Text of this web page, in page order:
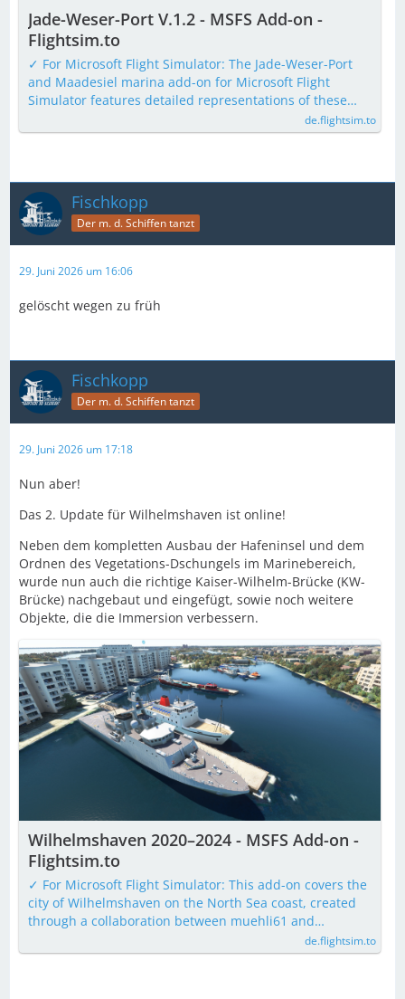
Jade-Weser-Port V.1.2 - MSFS Add-on -
Flightsim.to
✓ For Microsoft Flight Simulator: The Jade-Weser-Port
and Maadesiel marina add-on for Microsoft Flight
Simulator features detailed representations of these…
de.flightsim.to
Fischkopp
Der m. d. Schiffen tanzt
29. Juni 2026 um 16:06
gelöscht wegen zu früh
Fischkopp
Der m. d. Schiffen tanzt
29. Juni 2026 um 17:18
Nun aber!
Das 2. Update für Wilhelmshaven ist online!
Neben dem kompletten Ausbau der Hafeninsel und dem
Ordnen des Vegetations-Dschungels im Marinebereich,
wurde nun auch die richtige Kaiser-Wilhelm-Brücke (KW-
Brücke) nachgebaut und eingefügt, sowie noch weitere
Objekte, die die Immersion verbessern.
Wilhelmshaven 2020–2024 - MSFS Add-on -
Flightsim.to
✓ For Microsoft Flight Simulator: This add-on covers the
city of Wilhelmshaven on the North Sea coast, created
through a collaboration between muehli61 and…
de.flightsim.to